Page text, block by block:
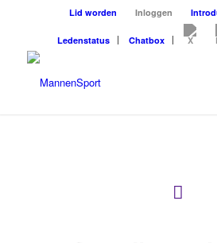
Lid worden Inloggen
Ledenstatus Chatbox